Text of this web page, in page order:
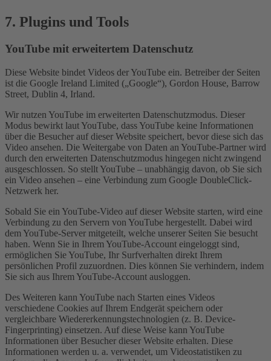
7. Plugins und Tools
YouTube mit erweitertem Datenschutz
Diese Website bindet Videos der YouTube ein. Betreiber der Seiten
ist die Google Ireland Limited („Google“), Gordon House, Barrow
Street, Dublin 4, Irland.
Wir nutzen YouTube im erweiterten Datenschutzmodus. Dieser
Modus bewirkt laut YouTube, dass YouTube keine Informationen
über die Besucher auf dieser Website speichert, bevor diese sich das
Video ansehen. Die Weitergabe von Daten an YouTube-Partner wird
durch den erweiterten Datenschutzmodus hingegen nicht zwingend
ausgeschlossen. So stellt YouTube – unabhängig davon, ob Sie sich
ein Video ansehen – eine Verbindung zum Google DoubleClick-
Netzwerk her.
Sobald Sie ein YouTube-Video auf dieser Website starten, wird eine
Verbindung zu den Servern von YouTube hergestellt. Dabei wird
dem YouTube-Server mitgeteilt, welche unserer Seiten Sie besucht
haben. Wenn Sie in Ihrem YouTube-Account eingeloggt sind,
ermöglichen Sie YouTube, Ihr Surfverhalten direkt Ihrem
persönlichen Profil zuzuordnen. Dies können Sie verhindern, indem
Sie sich aus Ihrem YouTube-Account ausloggen.
Des Weiteren kann YouTube nach Starten eines Videos
verschiedene Cookies auf Ihrem Endgerät speichern oder
vergleichbare Wiedererkennungstechnologien (z. B. Device-
Fingerprinting) einsetzen. Auf diese Weise kann YouTube
Informationen über Besucher dieser Website erhalten. Diese
Informationen werden u. a. verwendet, um Videostatistiken zu